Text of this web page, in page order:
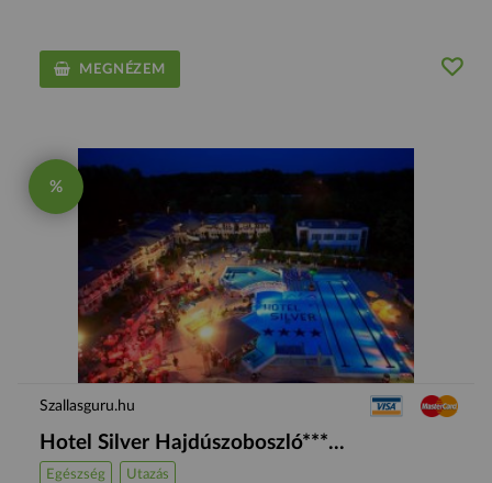
MEGNÉZEM
%
Szallasguru.hu
Hotel Silver Hajdúszoboszló***...
Egészség Utazás